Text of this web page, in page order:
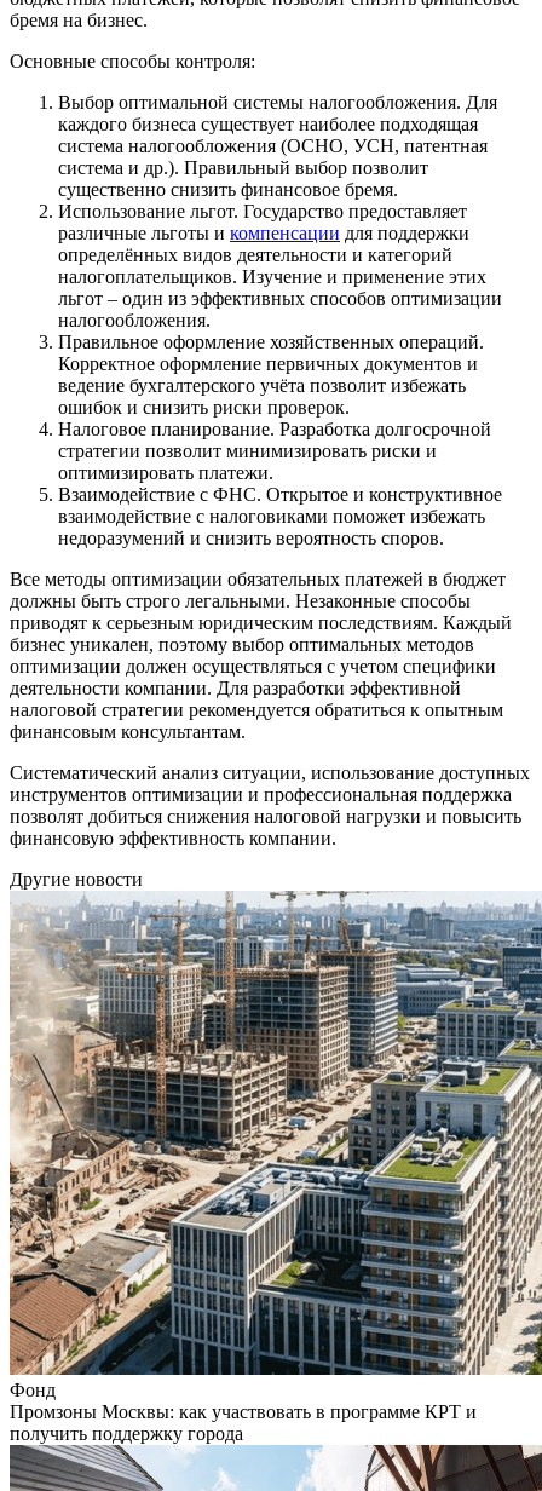
бремя на бизнес.
Основные способы контроля:
Выбор оптимальной системы налогообложения. Для
каждого бизнеса существует наиболее подходящая
система налогообложения (ОСНО, УСН, патентная
система и др.). Правильный выбор позволит
существенно снизить финансовое бремя.
Использование льгот. Государство предоставляет
различные льготы и компенсации для поддержки
определённых видов деятельности и категорий
налогоплательщиков. Изучение и применение этих
льгот – один из эффективных способов оптимизации
налогообложения.
Правильное оформление хозяйственных операций.
Корректное оформление первичных документов и
ведение бухгалтерского учёта позволит избежать
ошибок и снизить риски проверок.
Налоговое планирование. Разработка долгосрочной
стратегии позволит минимизировать риски и
оптимизировать платежи.
Взаимодействие с ФНС. Открытое и конструктивное
взаимодействие с налоговиками поможет избежать
недоразумений и снизить вероятность споров.
Все методы оптимизации обязательных платежей в бюджет
должны быть строго легальными. Незаконные способы
приводят к серьезным юридическим последствиям. Каждый
бизнес уникален, поэтому выбор оптимальных методов
оптимизации должен осуществляться с учетом специфики
деятельности компании. Для разработки эффективной
налоговой стратегии рекомендуется обратиться к опытным
финансовым консультантам.
Систематический анализ ситуации, использование доступных
инструментов оптимизации и профессиональная поддержка
позволят добиться снижения налоговой нагрузки и повысить
финансовую эффективность компании.
Другие новости
Фонд
Промзоны Москвы: как участвовать в программе КРТ и
получить поддержку города